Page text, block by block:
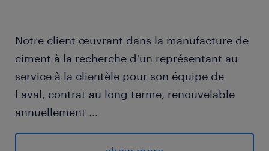
Notre client œuvrant dans la manufacture de
ciment à la recherche d'un représentant au
service à la clientèle pour son équipe de
Laval, contrat au long terme, renouvelable
annuellement ...
Ce poste vous intéresse? Continuez de lire ce